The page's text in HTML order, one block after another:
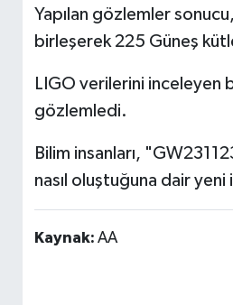
Yapılan gözlemler
birleşerek 225 Güneş
LIGO verilerini inceleyen
gözlemledi.
Bilim insanları,
nasıl oluştuğuna dair yeni
Kaynak: AA